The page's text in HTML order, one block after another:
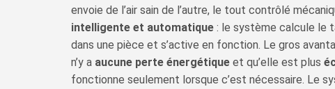
envoie de l’air sain de l’autre, le tout contrôlé
intelligente et automatique : le système calcule le
dans une pièce et s’active en fonction. Le gros
n’y a aucune perte énergétique et qu’elle est plus
fonctionne seulement lorsque c’est nécessaire. Le